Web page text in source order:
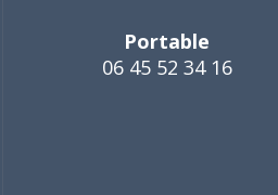
Portable
06 45 52 34 16